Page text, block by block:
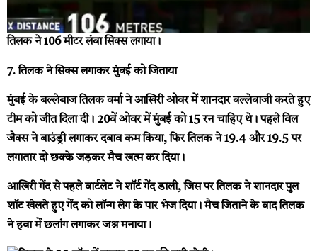
तिलक ने 106 मीटर लंबा सिक्स लगाया।
7. तिलक ने सिक्स लगाकर मुंबई को जिताया
मुंबई के बल्लेबाज तिलक वर्मा ने आखिरी ओवर में शानदार बल्लेबाजी करते हुए
टीम को जीत दिला दी। 20वें ओवर में मुंबई को 15 रन चाहिए थे। पहले विल
जैक्स ने बाउंड्री लगाकर दबाव कम किया, फिर तिलक ने 19.4 और 19.5 पर
लगातार दो छक्के जड़कर मैच खत्म कर दिया।
आखिरी गेंद से पहले बार्टलेट ने शॉर्ट गेंद डाली, जिस पर तिलक ने शानदार पुल
शॉट खेलते हुए गेंद को लॉन्ग लेग के पार भेज दिया। मैच जिताने के बाद तिलक
ने हवा में छलांग लगाकर जश्न मनाया।